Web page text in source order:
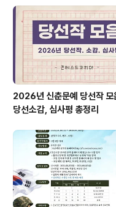
출 ◎ 자연재활용·업사이클링 프
2026년 신춘문예 당선작 모
당선소감, 심사평 총정리